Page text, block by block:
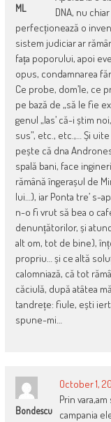
ML
DNA, nu
perfecționează o
sistem judiciar ar
fața poporului, apoi
opus, condamnarea
Ce probe, dom’le, ce
pe bază de „să le fie
genul „las’ că-i știm
sus”, etc., etc.,… Și
pește că dna
spală bani, face
rămână îngerașul de
lui…), iar Ponta tre’ s-
n-o fi vrut să bea o
denunțătorilor, și
alt om, tot de bine),
propriu… și ce altă
calomniază, că tot
căciulă, după atâtea
tandrețe: fiule, ești
spune-mi…
Bondescu
October 1,
Prin
campania